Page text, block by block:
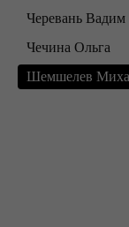
Черевань Вадим
Чечина Ольга
Шемшелев